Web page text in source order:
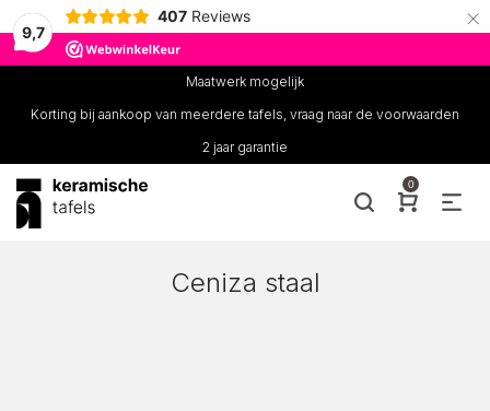
9,7
407 Reviews ×
Maatwerk mogelijk
Korting bij aankoop van meerdere tafels, vraag naar de voorwaarden
2 jaar garantie
0
Ceniza staal